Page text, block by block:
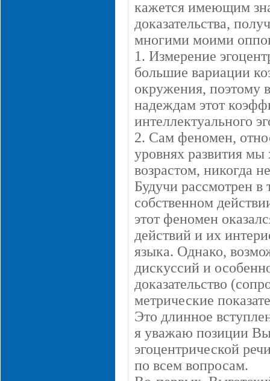
кажется имеющим
доказательства,
многими моими
1. Измерение
большие вариации
окружения, поэтому
надеждам этот
интеллектуального
2. Сам феномен,
уровнях развития мы
возрастом, никогда
Будучи рассмотрен
собственном
этот феномен
действий и их
языка. Однако,
дискуссий и
доказательство
метрические
Это длинное
я уважаю позиции
эгоцентрической
по всем вопросам.